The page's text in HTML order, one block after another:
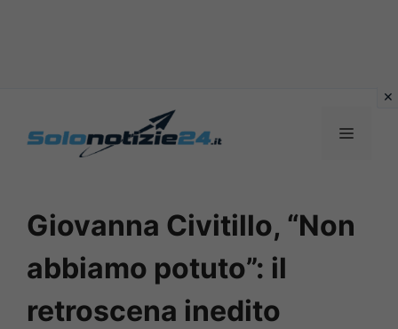
MENU
Giovanna Civitillo, “Non
abbiamo potuto”: il
retroscena inedito